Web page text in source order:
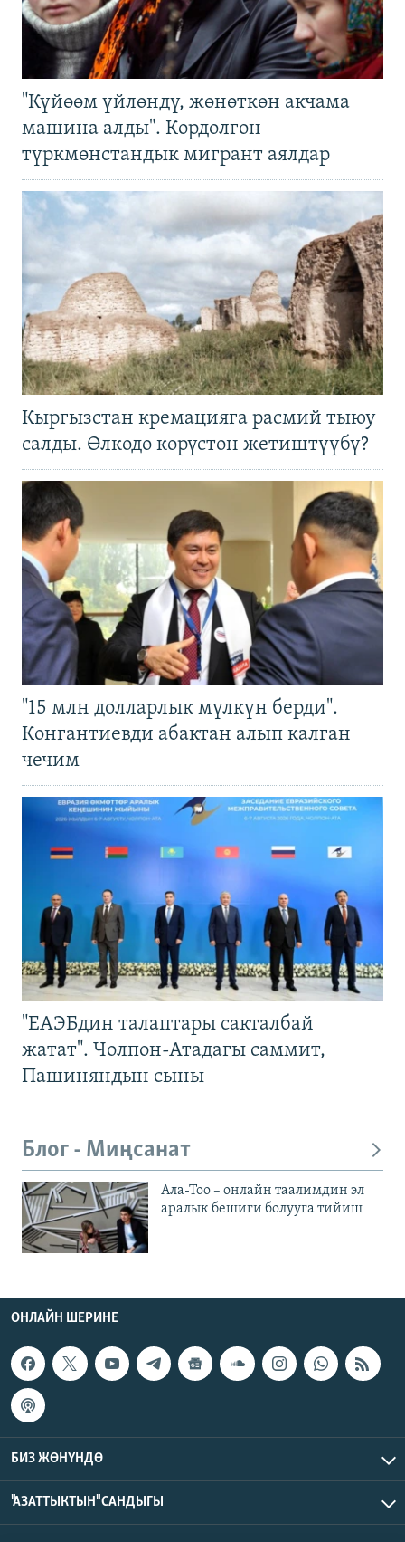
"Күйөөм үйлөндү, жөнөткөн акчама
машина алды". Кордолгон
түркмөнстандык мигрант аялдар
Кыргызстан кремацияга расмий тыюу
салды. Өлкөдө көрүстөн жетиштүүбү?
"15 млн долларлык мүлкүн берди".
Конгантиевди абактан алып калган
чечим
"ЕАЭБдин талаптары сакталбай
жатат". Чолпон-Атадагы саммит,
Пашиняндын сыны
Блог - Миңсанат
Ала-Тоо – онлайн таалимдин эл
аралык бешиги болууга тийиш
ОНЛАЙН ШЕРИНЕ
БИЗ ЖӨНҮНДӨ
"АЗАТТЫКТЫН" САНДЫГЫ